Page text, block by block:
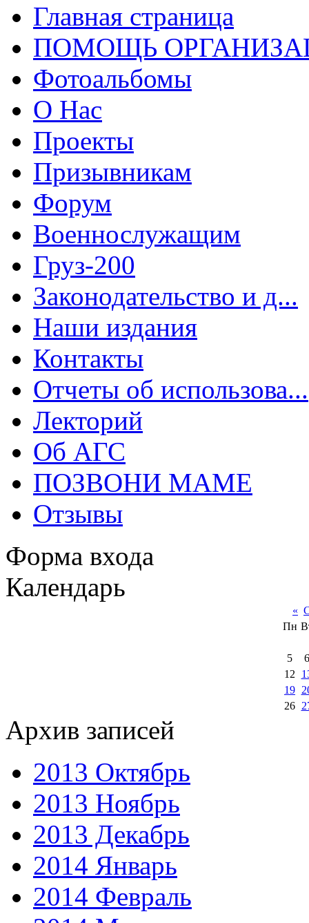
Главная страница
ПОМОЩЬ
Фотоальбомы
О Нас
Проекты
Призывникам
Форум
Военнослужащим
Груз-200
Законодательство и д...
Наши издания
Контакты
Отчеты об использова...
Лекторий
Об АГС
ПОЗВОНИ МАМЕ
Отзывы
Форма входа
Календарь
«
Пн
5
6
12
19
26
Архив записей
2013 Октябрь
2013 Ноябрь
2013 Декабрь
2014 Январь
2014 Февраль